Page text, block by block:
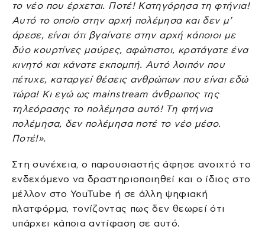
το νέο που έρχεται. Ποτέ! Κατηγόρησα τη φτήνια!
Αυτό το οποίο στην αρχή πολέμησα και δεν μ’
άρεσε, είναι ότι βγαίνατε στην αρχή κάποιοι με
δύο κουρτίνες μαύρες, αφώτιστοι, κρατάγατε ένα
κινητό και κάνατε εκπομπή. Αυτό λοιπόν που
πέτυχε, καταργεί θέσεις ανθρώπων που είναι εδώ
τώρα! Κι εγώ ως mainstream άνθρωπος της
τηλεόρασης το πολέμησα αυτό! Τη φτήνια
πολέμησα, δεν πολέμησα ποτέ το νέο μέσο.
Ποτέ!».
Στη συνέχεια, ο παρουσιαστής άφησε ανοιχτό το
ενδεχόμενο να δραστηριοποιηθεί και ο ίδιος στο
μέλλον στο YouTube ή σε άλλη ψηφιακή
πλατφόρμα, τονίζοντας πως δεν θεωρεί ότι
υπάρχει κάποια αντίφαση σε αυτό.